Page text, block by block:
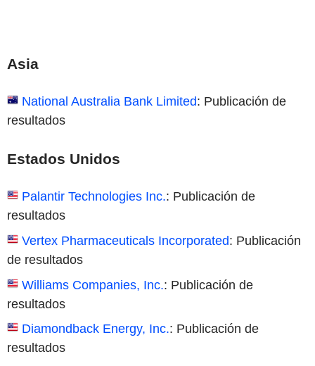
Asia
National Australia Bank Limited: Publicación de
resultados
Estados Unidos
Palantir Technologies Inc.: Publicación de
resultados
Vertex Pharmaceuticals Incorporated: Publicación
de resultados
Williams Companies, Inc.: Publicación de
resultados
Diamondback Energy, Inc.: Publicación de
resultados